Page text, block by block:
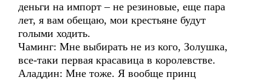
деньги на импорт – не резиновые, еще пара
лет, я вам обещаю, мои крестьяне будут
голыми ходить.
Чаминг: Мне выбирать не из кого, Золушка,
все-таки первая красавица в королевстве.
Аладдин: Мне тоже. Я вообще принц